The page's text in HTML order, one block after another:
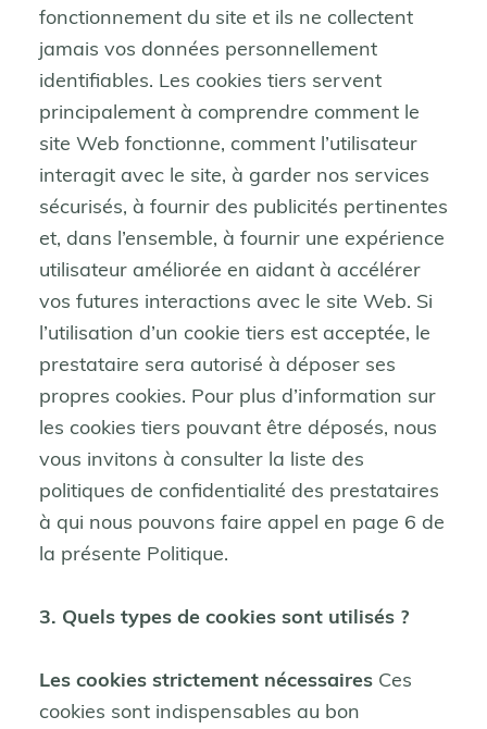
fonctionnement du site et ils ne collectent
jamais vos données personnellement
identifiables. Les cookies tiers servent
principalement à comprendre comment le
site Web fonctionne, comment l’utilisateur
interagit avec le site, à garder nos services
sécurisés, à fournir des publicités pertinentes
et, dans l’ensemble, à fournir une expérience
utilisateur améliorée en aidant à accélérer
vos futures interactions avec le site Web. Si
l’utilisation d’un cookie tiers est acceptée, le
prestataire sera autorisé à déposer ses
propres cookies. Pour plus d’information sur
les cookies tiers pouvant être déposés, nous
vous invitons à consulter la liste des
politiques de confidentialité des prestataires
à qui nous pouvons faire appel en page 6 de
la présente Politique.
3. Quels types de cookies sont utilisés ?
Les cookies strictement nécessaires Ces
cookies sont indispensables au bon